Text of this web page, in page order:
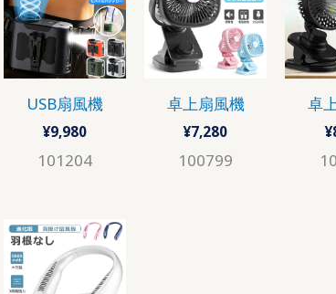
USB扇風機
¥9,980
101204
卓上扇風機
¥7,280
100799
卓
¥